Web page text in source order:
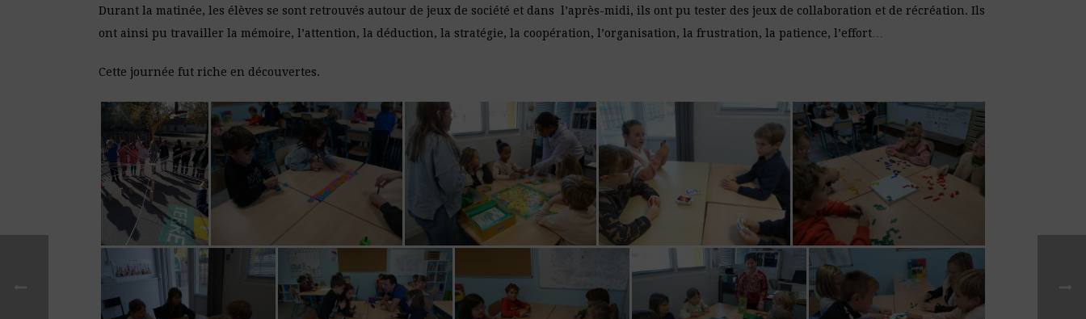
Durant la matinée, les élèves se sont retrouvés autour de jeux de société et dans l’après-midi, ils ont pu tester des jeux de collaboration et de récréation. Ils
ont ainsi pu travailler la mémoire, l’attention, la déduction, la stratégie, la coopération, l’organisation, la frustration, la patience, l’effort…
Cette journée fut riche en découvertes.